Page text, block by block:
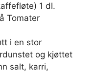
1 dl.
Tomater
i en stor
og kjøttet
salt, karri,